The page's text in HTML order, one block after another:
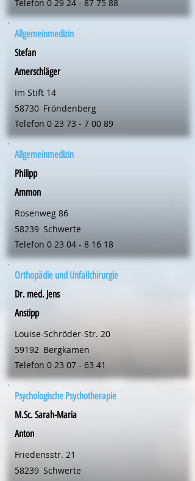
Telefon 0 29 24 - 87 75 88
Allgemeinmedizin
Stefan
Amerschläger
Im Stift 14
58730 Fröndenberg
Telefon 0 23 73 - 7 00 89
Allgemeinmedizin
Philipp
Ammon
Rosenweg 86
58239 Schwerte
Telefon 0 23 04 - 8 16 18
Orthopädie und Unfallchirurgie
Dr. med. Jens
Anstipp
Louise-Schröder-Str. 20
59192 Bergkamen
Telefon 0 23 07 - 63 41
Psychologische Psychotherapie
M.Sc. Sarah-Maria
Anton
Friedensstr. 21
58239 Schwerte